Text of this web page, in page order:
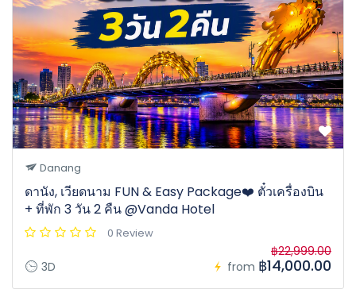
Danang
ดานัง, เวียดนาม FUN & Easy Package❤️ ตั๋วเครื่องบิน
+ ที่พัก 3 วัน 2 คืน @Vanda Hotel
0 Review
3D from
฿22,999.00
฿14,000.00